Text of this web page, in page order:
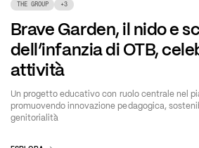
THE GROUP +3
Brave Garden, il nido e
dell’infanzia di OTB,
attività
Un progetto educativo con ruolo centrale nel
promuovendo innovazione pedagogica,
genitorialità